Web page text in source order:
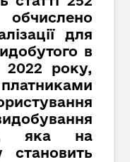
для
в
2022 року,
яка на
становить